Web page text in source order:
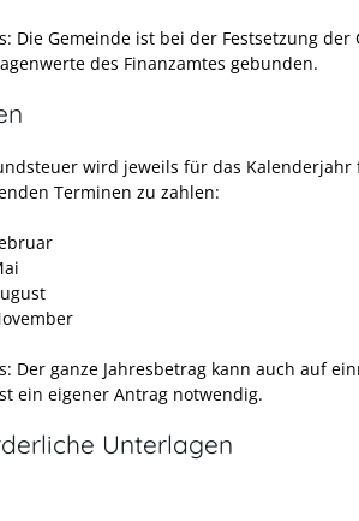
Die Gemeinde ist bei der Festsetzung
des Finanzamtes gebunden.
wird jeweils für das
Terminen zu zahlen:
Der ganze Jahresbetrag kann auch auf
ein eigener Antrag notwendig.
Unterlagen